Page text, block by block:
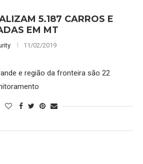
5.187 CARROS E
EM MT
11/02/2019
e região da fronteira são 22